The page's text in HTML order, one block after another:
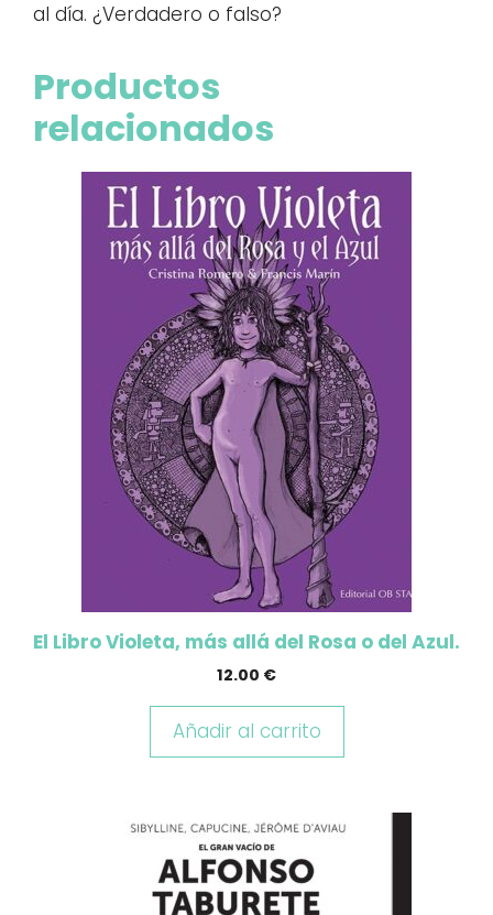
al día. ¿Verdadero o falso?
Productos
relacionados
El Libro Violeta, más allá del Rosa o del Azul.
12.00 €
Añadir al carrito